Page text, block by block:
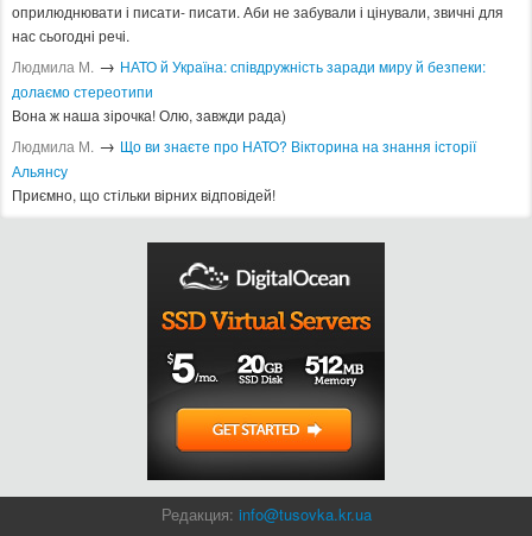
оприлюднювати і писати- писати. Аби не забували і цінували, звичні для
нас сьогодні речі.
Людмила М. → ​НАТО й Україна: співдружність заради миру й безпеки:
долаємо стереотипи
Вона ж наша зірочка! Олю, завжди рада)
Людмила М. → Що ви знаєте про НАТО? Вікторина на знання історії
Альянсу ​
Приємно, що стільки вірних відповідей!
Редакция: info@tusovka.kr.ua